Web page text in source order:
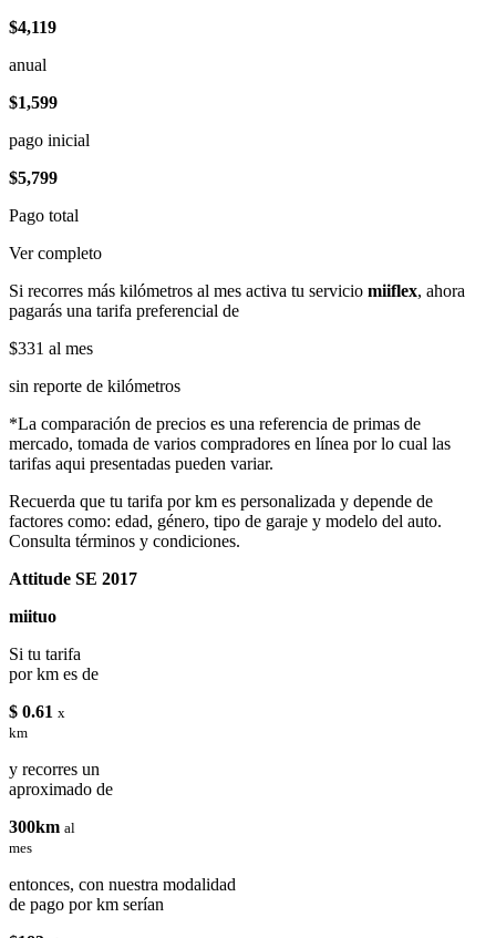
$4,119
anual
$1,599
pago inicial
$5,799
Pago total
Ver completo
Si recorres más kilómetros al mes activa tu servicio miiflex, ahora
pagarás una tarifa preferencial de
$331 al mes
sin reporte de kilómetros
*La comparación de precios es una referencia de primas de
mercado, tomada de varios compradores en línea por lo cual las
tarifas aqui presentadas pueden variar.
Recuerda que tu tarifa por km es personalizada y depende de
factores como: edad, género, tipo de garaje y modelo del auto.
Consulta términos y condiciones.
Attitude SE 2017
miituo
Si tu tarifa
por km es de
$ 0.61 x
km
y recorres un
aproximado de
300km al
mes
entonces, con nuestra modalidad
de pago por km serían